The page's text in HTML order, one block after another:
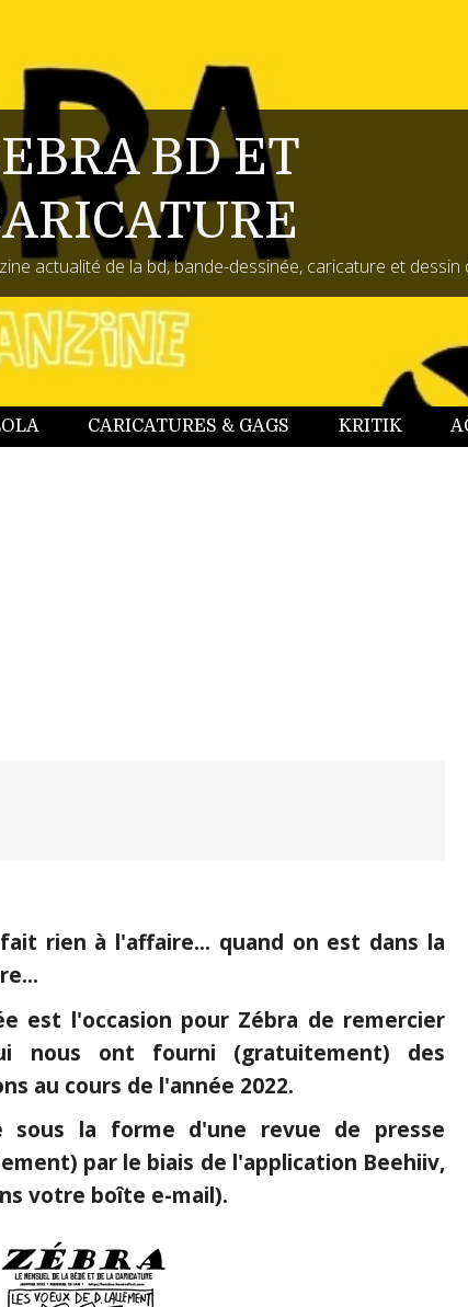
BD ET
actualité de la bd, bande-dessinée, caricature et dessin
CARICATURES & GAGS KRITIK
rien à l'affaire... quand on est dans la
est l'occasion pour Zébra de remercier
nous ont fourni (gratuitement) des
au cours de l'année 2022.
sous la forme d'une revue de presse
par le biais de l'application Beehiiv,
votre boîte e-mail).